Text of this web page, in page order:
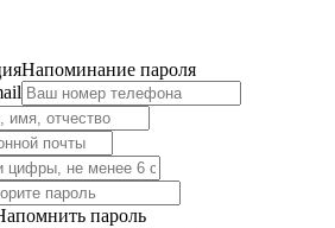
Напоминание пароля
пароль